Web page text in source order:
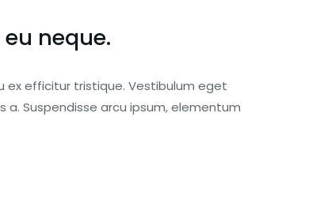
neque.
ex efficitur tristique. Vestibulum eget
Suspendisse arcu ipsum, elementum